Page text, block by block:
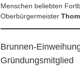
Menschen beliebten
Oberbürgermeister
Brunnen-
Gründungsmitglied